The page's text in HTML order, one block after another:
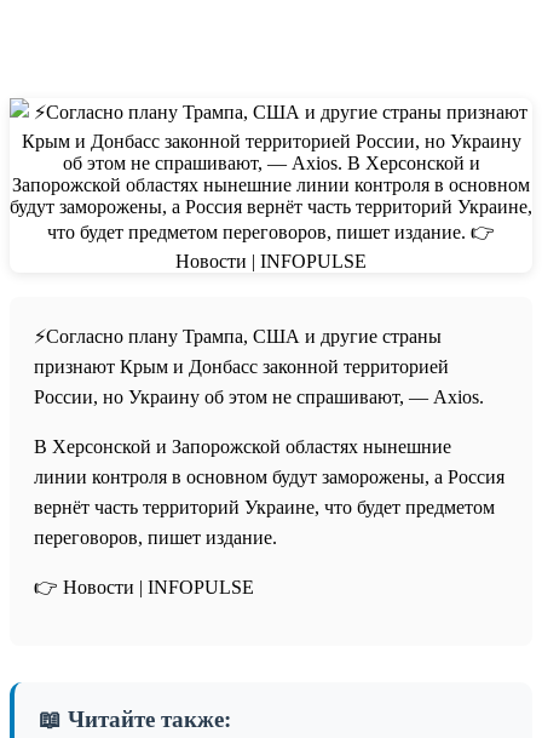
⚡️Согласно плану Трампа, США и другие страны
признают Крым и Донбасс законной территорией
России, но Украину об этом не спрашивают, — Axios.
В Херсонской и Запорожской областях нынешние
линии контроля в основном будут заморожены, а Россия
вернёт часть территорий Украине, что будет предметом
переговоров, пишет издание.
👉 Новости | INFOPULSE⁩
📖 Читайте также: